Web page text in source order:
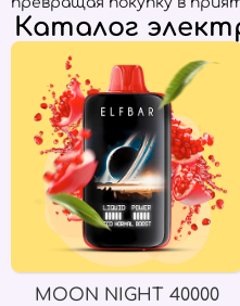
Каталог
MOON NIGHT 40000